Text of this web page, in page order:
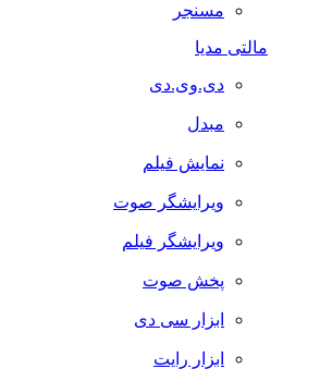
مسنجر
مالتی مدیا
دی.وی.دی
مبدل
نمایش فیلم
ویرایشگر صوت
ویرایشگر فیلم
پخش صوت
ابزار سی دی
ابزار رایت